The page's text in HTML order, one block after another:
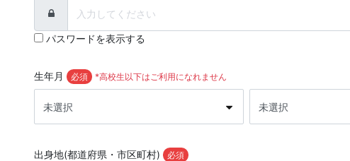
パスワードを表示する
生年月 必須 *高校生以下はご利用になれません
出身地(都道府県・市区町村) 必須